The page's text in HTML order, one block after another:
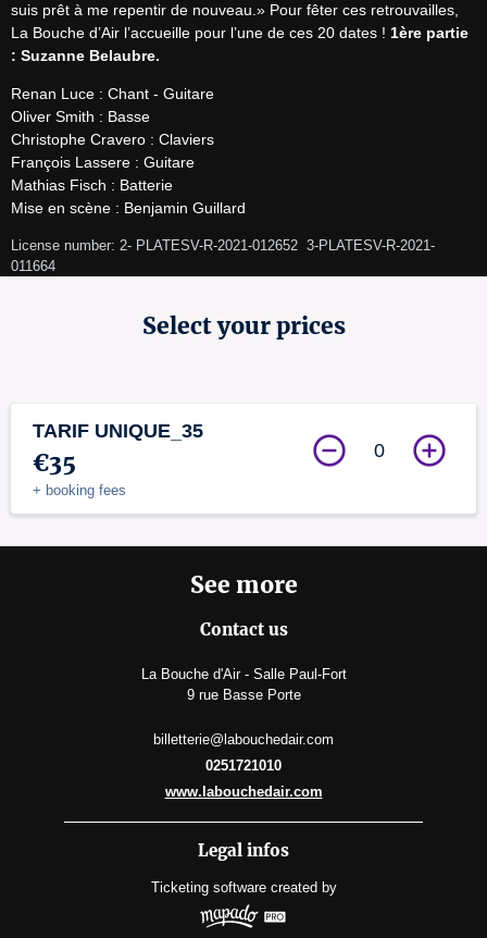
suis prêt à me repentir de nouveau.» Pour fêter ces retrouvailles,
La Bouche d’Air l’accueille pour l’une de ces 20 dates ! 1ère partie
: Suzanne Belaubre.
Renan Luce : Chant - Guitare
Oliver Smith : Basse
Christophe Cravero : Claviers
François Lassere : Guitare
Mathias Fisch : Batterie​​​​​​​
Mise en scène : Benjamin Guillard
License number: 2- PLATESV-R-2021-012652  3-PLATESV-R-2021-
011664
Select your prices
TARIF UNIQUE_35
€35
+ booking fees
0
See more
Contact us
La Bouche d'Air - Salle Paul-Fort
9 rue Basse Porte
billetterie@labouchedair.com
0251721010
www.labouchedair.com
Legal infos
Ticketing software created by